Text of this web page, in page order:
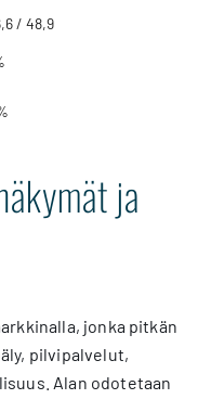
/ 48,9
ja
jonka pitkän
pilvipalvelut,
Alan odotetaan